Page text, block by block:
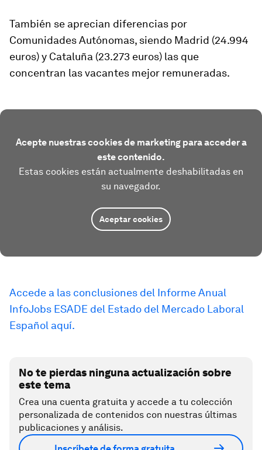
También se aprecian diferencias por
Comunidades Autónomas, siendo Madrid (24.994
euros) y Cataluña (23.273 euros) las que
concentran las vacantes mejor remuneradas.
Acepte nuestras cookies de marketing para acceder a
este contenido.
Estas cookies están actualmente deshabilitadas en
su navegador.
Aceptar cookies
Accede a las conclusiones del Informe Anual
InfoJobs ESADE del Estado del Mercado Laboral
Español aquí.
No te pierdas ninguna actualización sobre
este tema
Crea una cuenta gratuita y accede a tu colección
personalizada de contenidos con nuestras últimas
publicaciones y análisis.